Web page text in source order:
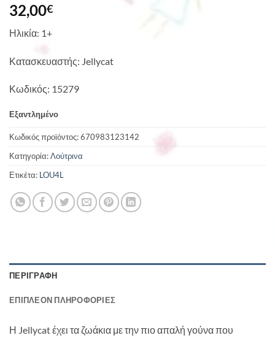
32,00€
Ηλικία: 1+
Κατασκευαστής: Jellycat
Κωδικός: 15279
Εξαντλημένο
Κωδικός προϊόντος:670983123142
Κατηγορία:Λούτρινα
Ετικέτα: LOU4L
ΠΕΡΙΓΡΑΦΉ
ΕΠΙΠΛΈΟΝ ΠΛΗΡΟΦΟΡΊΕΣ
Η Jellycat έχει τα ζωάκια με την πιο απαλή γούνα που